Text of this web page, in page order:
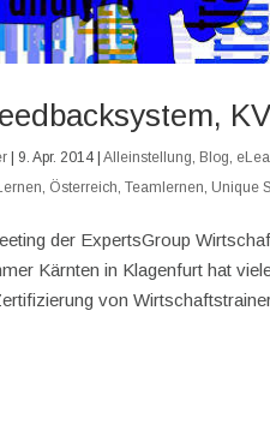
| 9. Apr. 2014 |Alleinstellung Blog
Österreich ,Teamlernen Unique
der ExpertsGroup
Kärnten in Klagenfurt hat
von